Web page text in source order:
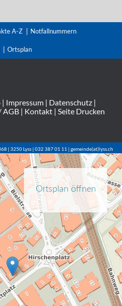
A-Z Notfallnummern
Ortsplan
| Impressum| Datenschutz|
AGB| Kontakt| Seite Drucken
| 3250 Lyss | 032 387 01 11 | gemeinde(at)lyss.ch